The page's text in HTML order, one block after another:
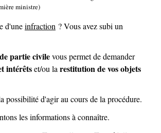
ministre)
d'uneinfraction ? Vous avez subi un
partie civilevous permet de demander
intérêtset/ou la restitution de vos objets
possibilité d'agir au cours de la procédure.
les informations à connaître.